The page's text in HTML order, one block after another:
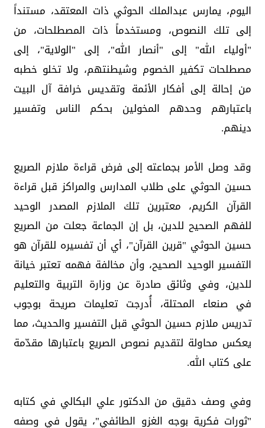
اليوم، يمارس عبدالملك الحوثي ذات المعتقد، مستنداً
إلى تلك النصوص، ومستخدماً ذات المصطلحات، من
"أولياء الله" إلى "أنصار الله"، إلى "الولاية"، إلى
مصطلحات تكفير الخصوم وشيطنتهم، ولا تخلو خطبه
من إحالة إلى أفكار الأئمة وتقديس خرافة آل البيت
باعتبارهم وحدهم المخولين بحكم الناس وتفسير
دينهم.
وقد وصل الأمر بجماعته إلى فرض قراءة ملازم الصريع
حسين الحوثي على طلاب المدارس والمراكز قبل قراءة
القرآن الكريم، معتبرين تلك الملازم المصدر الوحيد
للفهم الصحيح للدين، بل إن الجماعة جعلت من الصريع
حسين الحوثي "قرين القرآن"، أي أن تفسيره للقرآن هو
التفسير الوحيد الصحيح، وأن مخالفة فهمه تعتبر خيانة
للدين، وفي وثائق صادرة عن وزارة التربية والتعليم
في صنعاء المحتلة، أُدرجت تعليمات صريحة بوجوب
تدريس ملازم حسين الحوثي قبل التفسير والحديث، مما
يعكس محاولة لتقديم نصوص الصريع باعتبارها مقدّمة
على كتاب الله.
وفي وصف دقيق من الدكتور علي البكالي في كتابه
"ثورات فكرية بوجه الغزو الطائفي"، يقول في وصفه